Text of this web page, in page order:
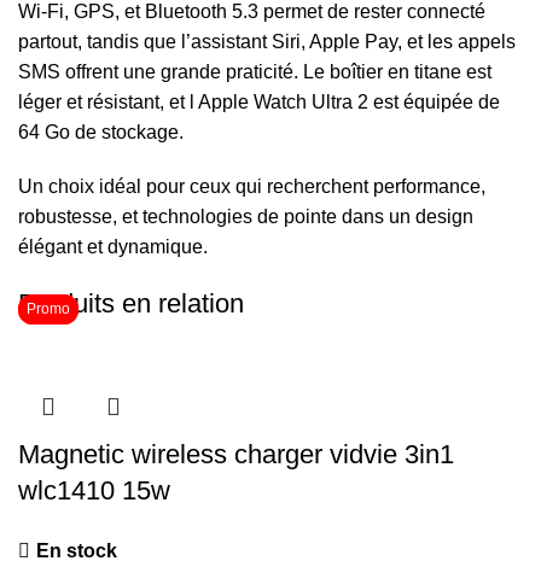
Wi-Fi, GPS, et Bluetooth 5.3 permet de rester connecté
partout, tandis que l’assistant Siri, Apple Pay, et les appels
SMS offrent une grande praticité. Le boîtier en titane est
léger et résistant, et l Apple Watch Ultra 2 est équipée de
64 Go de stockage.
Un choix idéal pour ceux qui recherchent performance,
robustesse, et technologies de pointe dans un design
élégant et dynamique.
Produits en relation
Magnetic wireless charger vidvie 3in1
wlc1410 15w
En stock
Promo
Promo